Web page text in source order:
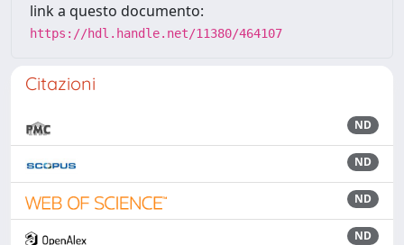
link a questo documento:
https://hdl.handle.net/11380/464107
Citazioni
ND
ND
ND
ND